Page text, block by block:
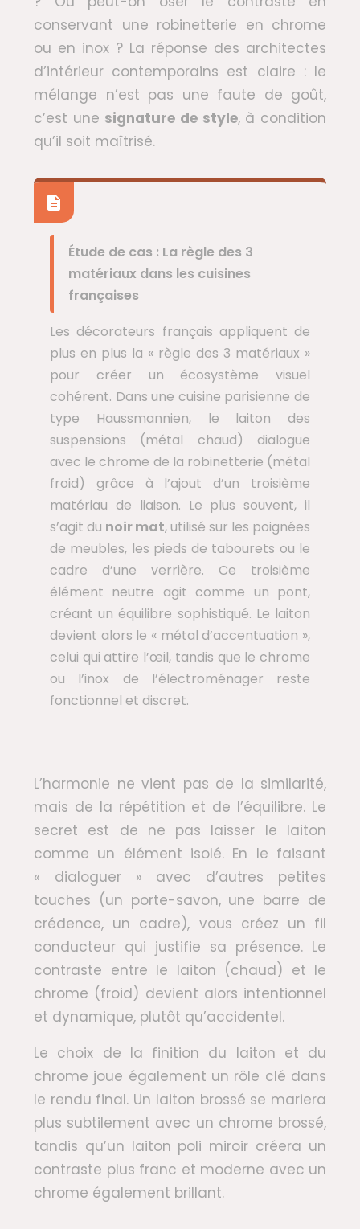
conservant une robinetterie en chrome
ou en inox ? La réponse des architectes
d’intérieur contemporains est claire : le
mélange n’est pas une faute de goût,
c’est une signature de style, à condition
qu’il soit maîtrisé.
Étude de cas : La règle des 3
matériaux dans les cuisines
françaises
Les décorateurs français appliquent de
plus en plus la « règle des 3 matériaux »
pour créer un écosystème visuel
cohérent. Dans une cuisine parisienne de
type Haussmannien, le laiton des
suspensions (métal chaud) dialogue
avec le chrome de la robinetterie (métal
froid) grâce à l’ajout d’un troisième
matériau de liaison. Le plus souvent, il
s’agit du noir mat, utilisé sur les poignées
de meubles, les pieds de tabourets ou le
cadre d’une verrière. Ce troisième
élément neutre agit comme un pont,
créant un équilibre sophistiqué. Le laiton
devient alors le « métal d’accentuation »,
celui qui attire l’œil, tandis que le chrome
ou l’inox de l’électroménager reste
fonctionnel et discret.
L’harmonie ne vient pas de la similarité,
mais de la répétition et de l’équilibre. Le
secret est de ne pas laisser le laiton
comme un élément isolé. En le faisant
« dialoguer » avec d’autres petites
touches (un porte-savon, une barre de
crédence, un cadre), vous créez un fil
conducteur qui justifie sa présence. Le
contraste entre le laiton (chaud) et le
chrome (froid) devient alors intentionnel
et dynamique, plutôt qu’accidentel.
Le choix de la finition du laiton et du
chrome joue également un rôle clé dans
le rendu final. Un laiton brossé se mariera
plus subtilement avec un chrome brossé,
tandis qu’un laiton poli miroir créera un
contraste plus franc et moderne avec un
chrome également brillant.